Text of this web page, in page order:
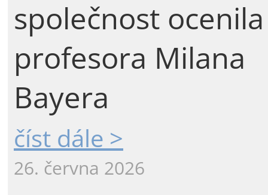
společnost ocenila
profesora Milana
Bayera
číst dále >
26. června 2026